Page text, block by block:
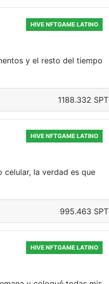
HIVE NFTGAME LATINO
y el resto del tiempo
1188.332 SPT
HIVE NFTGAME LATINO
la verdad es que
995.463 SPT
HIVE NFTGAME LATINO